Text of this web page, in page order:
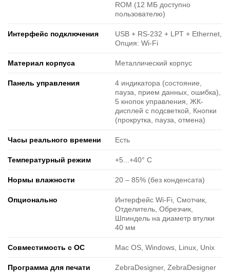
ROM (12 МБ доступно
пользователю)
Интерфейс подключения
USB + RS-232 + LPT + Ethernet,
Опция: Wi-Fi
Материал корпуса Металлический корпус
Панель управления
4 индикатора (состояние,
пауза, прием данных, ошибка),
5 кнопок управления, ЖК-
дисплей с подсветкой, Кнопки
(прокрутка, пауза, отмена)
Часы реального времени Есть
Температурный режим +5...+40° C
Нормы влажности 20 ‒ 85% (без конденсата)
Опционально
Интерфейс Wi-Fi, Смотчик,
Отделитель, Обрезчик,
Шпиндель на диаметр втулки
40 мм
Совместимость с ОС Mac OS, Windows, Linux, Unix
Программа для печати
ZebraDesigner, ZebraDesigner